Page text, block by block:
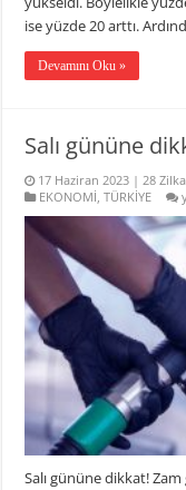
ise yüzde 20 arttı.
Devamını Oku »
Salı gününe
17 Haziran 2023 | 28
EKONOMİ,TÜRKİYE
Salı gününe dikkat!